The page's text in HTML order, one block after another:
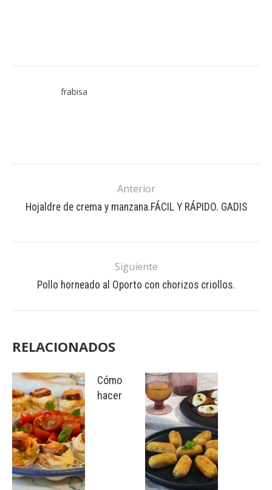
frabisa
Anterior
Hojaldre de crema y manzana.FÁCIL Y RÁPIDO. GADIS
Siguiente
Pollo horneado al Oporto con chorizos criollos.
RELACIONADOS
Cómo
hacer